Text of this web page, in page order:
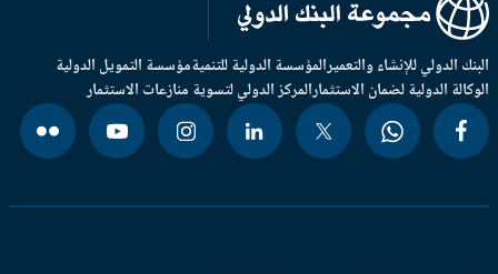
الدولي للإنشاء والتعميرالمؤسسة الدولية للتنميةمؤسسة التمويل الدولية
الدولية لضمان الاستثمارالمركز الدولي لتسوية منازعات الاستثمار